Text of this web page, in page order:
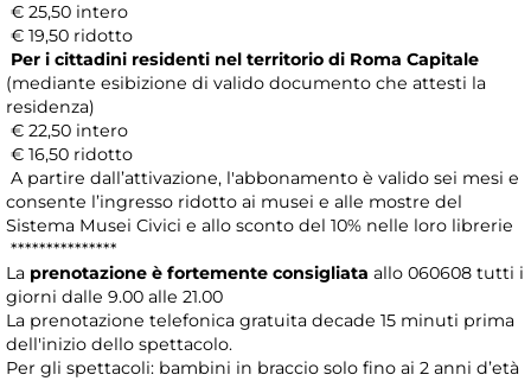
€ 25,50 intero
€ 19,50 ridotto
Per i cittadini residenti nel territorio di Roma Capitale
(mediante esibizione di valido documento che attesti la
residenza)
€ 22,50 intero
€ 16,50 ridotto
A partire dall’attivazione, l'abbonamento è valido sei mesi e
consente l’ingresso ridotto ai musei e alle mostre del
Sistema Musei Civici e allo sconto del 10% nelle loro librerie
***************
La prenotazione è fortemente consigliata allo 060608 tutti i
giorni dalle 9.00 alle 21.00
La prenotazione telefonica gratuita decade 15 minuti prima
dell'inizio dello spettacolo.
Per gli spettacoli: bambini in braccio solo fino ai 2 anni d’età